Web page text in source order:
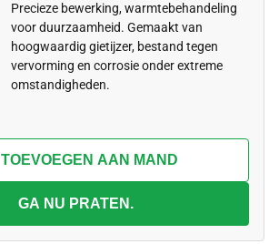
Precieze bewerking, warmtebehandeling
voor duurzaamheid. Gemaakt van
hoogwaardig gietijzer, bestand tegen
vervorming en corrosie onder extreme
omstandigheden.
TOEVOEGEN AAN MAND
GA NU PRATEN.